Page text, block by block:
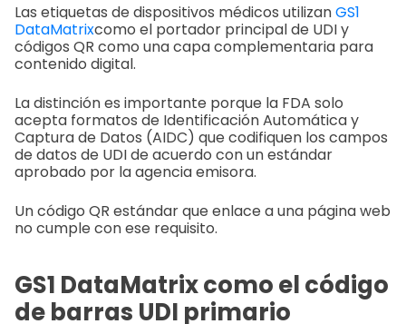
Las etiquetas de dispositivos médicos utilizanGS1
DataMatrixcomo el portador principal de UDI y
códigos QR como una capa complementaria para
contenido digital.
La distinción es importante porque la FDA solo
acepta formatos de Identificación Automática y
Captura de Datos (AIDC) que codifiquen los campos
de datos de UDI de acuerdo con un estándar
aprobado por la agencia emisora.
Un código QR estándar que enlace a una página web
no cumple con ese requisito.
GS1 DataMatrix como el código
de barras UDI primario